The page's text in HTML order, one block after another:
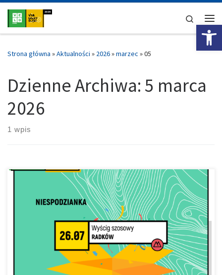
Przejdź do treści
Search
Strona główna »Aktualności » 2026»marzec »05
Dzienne Archiwa: 5 marca
2026
1 wpis
Lubimy takie newsy, lubimy też takie miejsca i samorządy. Otwarte
na współpracę i przyjazne rowerzystom. W krainie Gór Stołowych,
właściwie u ich podnóża spotkamy się na nowej edycji VeloBank
VIA Dolny Śląsk – 26 lipca 2026 r. Tak więc w tym roku oprócz 2
imprez na rowerach MTB, będziemy mieli […]